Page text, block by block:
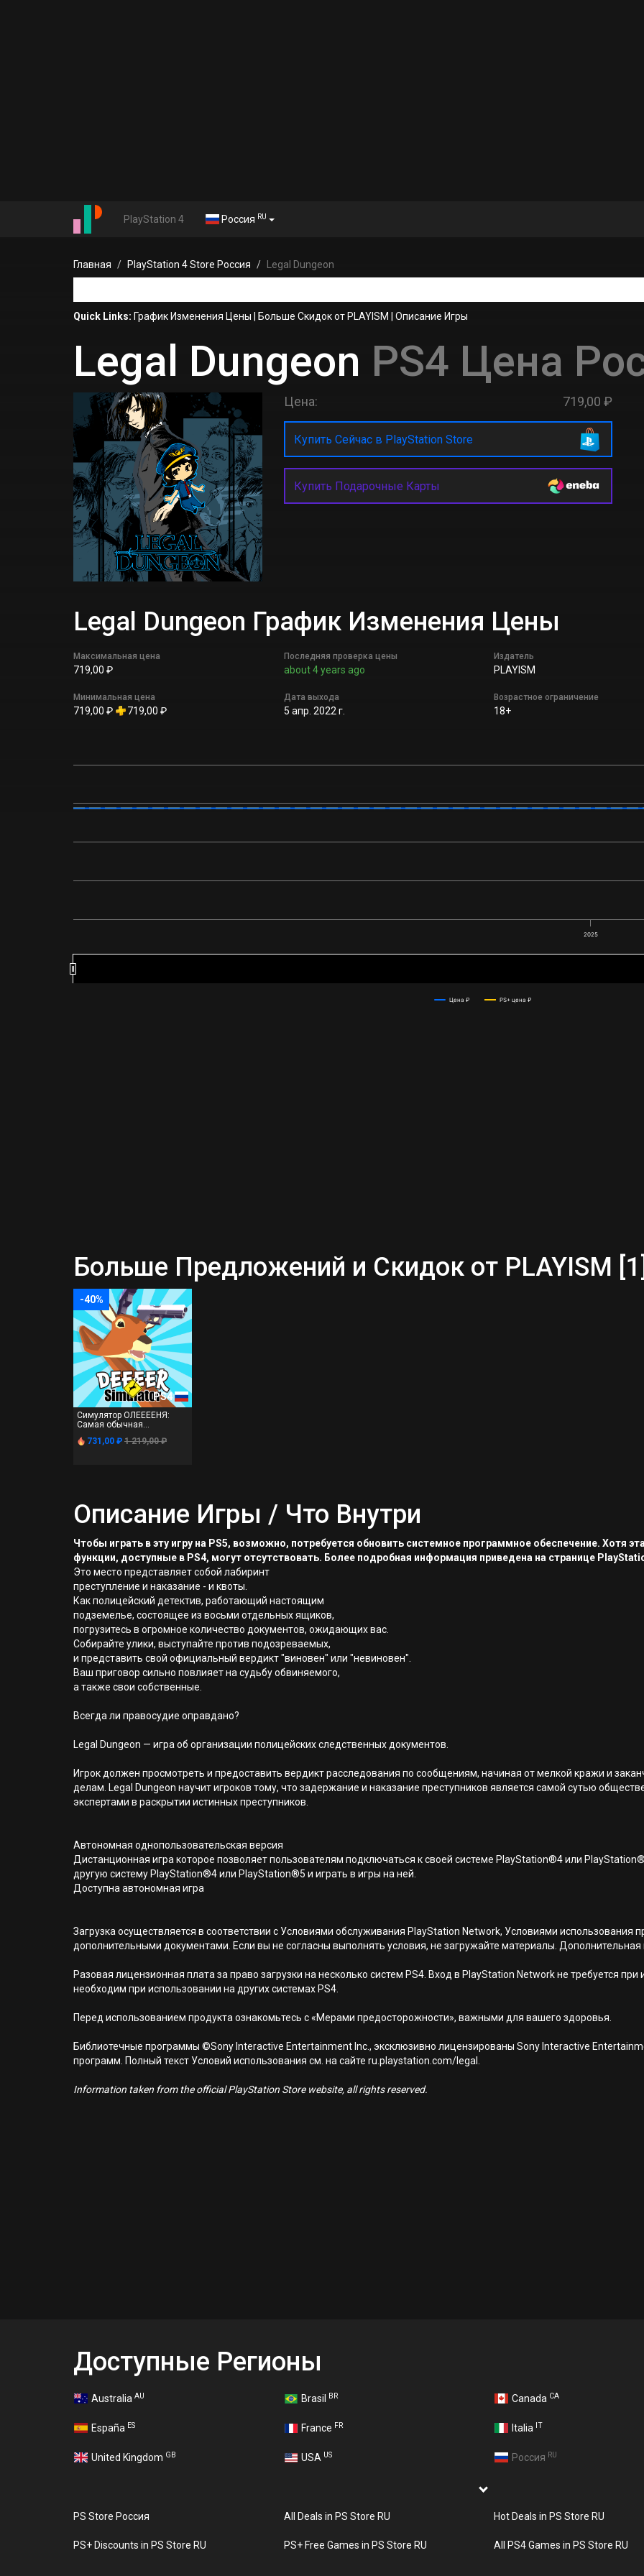
PlayStation 4 Россия RU
Главная PlayStation 4 Store Россия Legal Dungeon
Quick Links: График Изменения Цены Больше Скидок от PLAYISM Описание Игры
Legal Dungeon PS4 Цена
Цена: 719,00 ₽
Купить Сейчас в PlayStation Store
Купить Подарочные Карты
Legal Dungeon График Изменения Цены
Максимальная цена
719,00 ₽
Минимальная цена
719,00 ₽ 719,00 ₽
Последняя проверка цены
about 4 years ago
Дата выхода
5 апр. 2022 г.
Издатель
PLAYISM
Возрастное ограничение
18+
Цена ₽ PS+ цена ₽
2025
Больше Предложений и Скидок от PLAYISM
-40%
PS4
Симулятор ОЛЕЕЕЕНЯ:
Самая обычная...
731,00 ₽ 1 219,00 ₽
Описание Игры / Что Внутри
Чтобы играть в эту игру на PS5, возможно, потребуется обновить системное программное обеспечение. Хотя
функции, доступные в PS4, могут отсутствовать. Более подробная информация приведена на странице
Это место представляет собой лабиринт
преступление и наказание - и квоты.
Как полицейский детектив, работающий настоящим
подземелье, состоящее из восьми отдельных ящиков,
погрузитесь в огромное количество документов, ожидающих вас.
Собирайте улики, выступайте против подозреваемых,
и представить свой официальный вердикт "виновен" или "невиновен".
Ваш приговор сильно повлияет на судьбу обвиняемого,
а также свои собственные.
Всегда ли правосудие оправдано?
Legal Dungeon — игра об организации полицейских следственных документов.
Игрок должен просмотреть и предоставить вердикт расследования по сообщениям, начиная от мелкой кражи и
делам. Legal Dungeon научит игроков тому, что задержание и наказание преступников является самой сутью
экспертами в раскрытии истинных преступников.
Автономная однопользовательская версия
Дистанционная игра которое позволяет пользователям подключаться к своей системе PlayStation®4 или
другую систему PlayStation®4 или PlayStation®5 и играть в игры на ней.
Доступна автономная игра
Загрузка осуществляется в соответствии с Условиями обслуживания PlayStation Network, Условиями
дополнительными документами. Если вы не согласны выполнять условия, не загружайте материалы.
Разовая лицензионная плата за право загрузки на несколько систем PS4. Вход в PlayStation Network не требуется
необходим при использовании на других системах PS4.
Перед использованием продукта ознакомьтесь с «Мерами предосторожности», важными для вашего здоровья.
Библиотечные программы ©Sony Interactive Entertainment Inc., эксклюзивно лицензированы Sony Interactive
программ. Полный текст Условий использования см. на сайте ru.playstation.com/legal.
Information taken from the official PlayStation Store website, all rights reserved.
Доступные Регионы
Australia AU Brasil BR Canada CA
España ES France FR Italia IT
United Kingdom GB USA US Россия RU
PS Store Россия All Deals in PS Store RU Hot Deals in PS Store RU
PS+ Discounts in PS Store RU PS+ Free Games in PS Store RU All PS4 Games in PS Store RU